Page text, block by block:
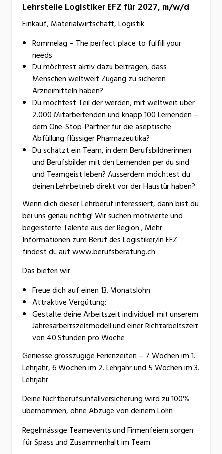
Lehrstelle Logistiker EFZ für 2027, m/w/d
Einkauf, Materialwirtschaft, Logistik
Rommelag – The perfect place to fulfill your
needs
Du möchtest aktiv dazu beitragen, dass
Menschen weltweit Zugang zu sicheren
Arzneimitteln haben?
Du möchtest Teil der werden, mit weltweit über
2.000 Mitarbeitenden und knapp 100 Lernenden –
dem One-Stop-Partner für die aseptische
Abfüllung flüssiger Pharmazeutika?
Du schätzt ein Team, in dem Berufsbildnerinnen
und Berufsbilder mit den Lernenden per du sind
und Teamgeist leben? Ausserdem möchtest du
deinen Lehrbetrieb direkt vor der Haustür haben?
Wenn dich dieser Lehrberuf interessiert, dann bist du
bei uns genau richtig! Wir suchen motivierte und
begeisterte Talente aus der Region., Mehr
Informationen zum Beruf des Logistiker/in EFZ
findest du auf www.berufsberatung.ch
Das bieten wir
Freue dich auf einen 13. Monatslohn
Attraktive Vergütung:
Gestalte deine Arbeitszeit individuell mit unserem
Jahresarbeitszeitmodell und einer Richtarbeitszeit
von 40 Stunden pro Woche
Geniesse grosszügige Ferienzeiten – 7 Wochen im 1.
Lehrjahr, 6 Wochen im 2. Lehrjahr und 5 Wochen im 3.
Lehrjahr
Deine Nichtberufsunfallversicherung wird zu 100%
übernommen, ohne Abzüge von deinem Lohn
Regelmässige Teamevents und Firmenfeiern sorgen
für Spass und Zusammenhalt im Team